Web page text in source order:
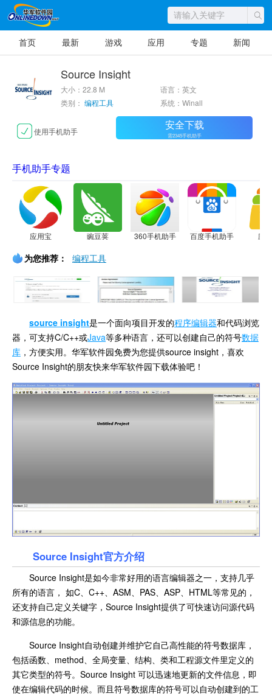
首页 最新 游戏 应用 专题 新闻
Source Insight
大小：22.8 M
语言：英文
类别： 编程工具 系统：Winall
使用手机助手 安全下载
需2345手机助手
手机助手专题
应用宝 豌豆荚 360手机助手 百度手机助手 应
为您推荐： 编程工具
source insight是一个面向项目开发的程序编辑器和代码浏览
器，可支持C/C++或Java等多种语言，还可以创建自己的符号数据
库 ，方便实用。华军软件园免费为您提供source insight，喜欢
Source Insight的朋友快来华军软件园下载体验吧！
Source Insight官方介绍
Source Insight是如今非常好用的语言编辑器之一，支持几乎
所有的语言， 如C、C++、ASM、PAS、ASP、HTML等常见的，
还支持自己定义关键字，Source Insight提供了可快速访问源代码
和源信息的功能。
Source Insight自动创建并维护它自己高性能的符号数据库，
包括函数、method、全局变量、结构、类和工程源文件里定义的
其它类型的符号。Source Insight 可以迅速地更新的文件信息，即
使在编辑代码的时候。而且符号数据库的符号可以自动创建到的工